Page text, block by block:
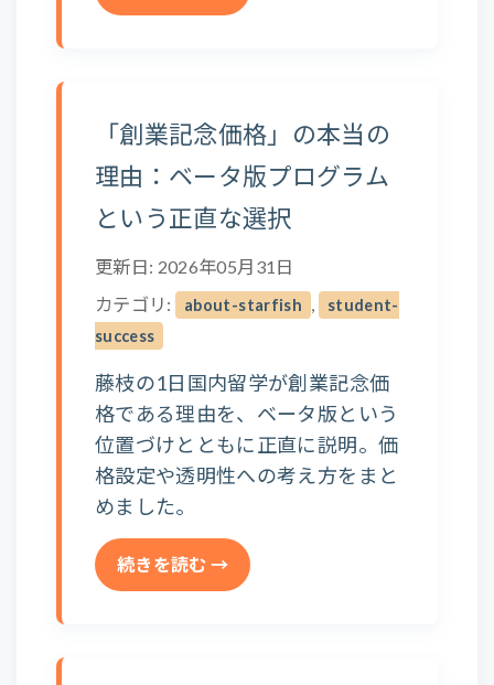
「創業記念価格」の本当の
理由：ベータ版プログラム
という正直な選択
更新日: 2026年05月31日
カテゴリ:
about-starfish ,
student-
success
藤枝の1日国内留学が創業記念価
格である理由を、ベータ版という
位置づけとともに正直に説明。価
格設定や透明性への考え方をまと
めました。
続きを読む →